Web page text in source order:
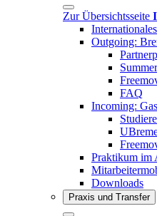
Zur Übersichtsseite
Outgoing:
FAQ
Incoming:
Praktikum im
Downloads
Praxis und Transfer